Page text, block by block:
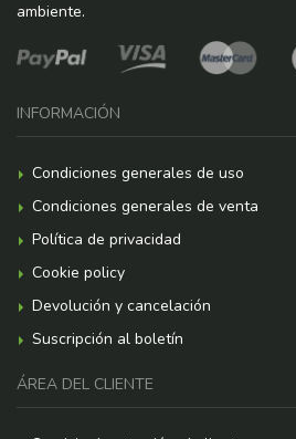
ambiente.
INFORMACIÓN
Condiciones generales de uso
Condiciones generales de venta
Política de privacidad
Cookie policy
Devolución y cancelación
Suscripción al boletín
ÁREA DEL CLIENTE